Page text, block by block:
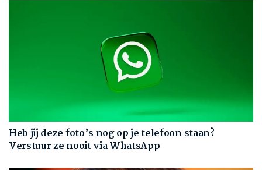
Heb jij deze foto’s nog op je telefoon staan?
Verstuur ze nooit via WhatsApp